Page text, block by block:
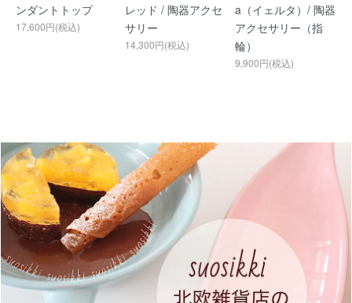
ンダントトップ
17,600円(税込)
レッド / 陶器アクセ
サリー
14,300円(税込)
a（イェルタ）/ 陶器
アクセサリー（指
輪）
9,900円(税込)